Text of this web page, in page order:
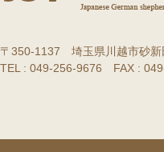
〒350-1137 埼玉県川越市砂
TEL : 049-256-9676 FAX :